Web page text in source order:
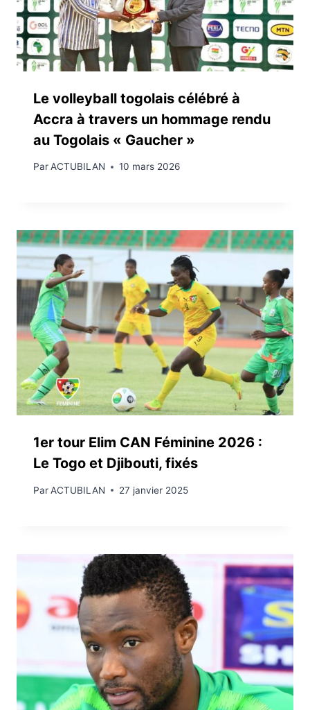
Le volleyball togolais célébré à
Accra à travers un hommage rendu
au Togolais « Gaucher »
ParACTUBILAN 10 mars 2026
1er tour Elim CAN Féminine 2026 :
Le Togo et Djibouti, fixés
ParACTUBILAN 27 janvier 2025